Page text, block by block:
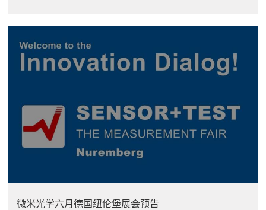
微米光学六月德国纽伦堡展会预告